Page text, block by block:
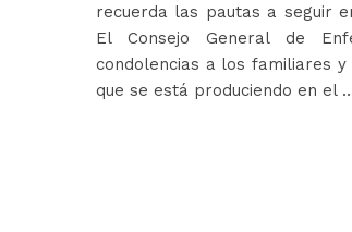
recuerda las pautas a seguir
El Consejo General de
condolencias a los familiares
que se está produciendo en el